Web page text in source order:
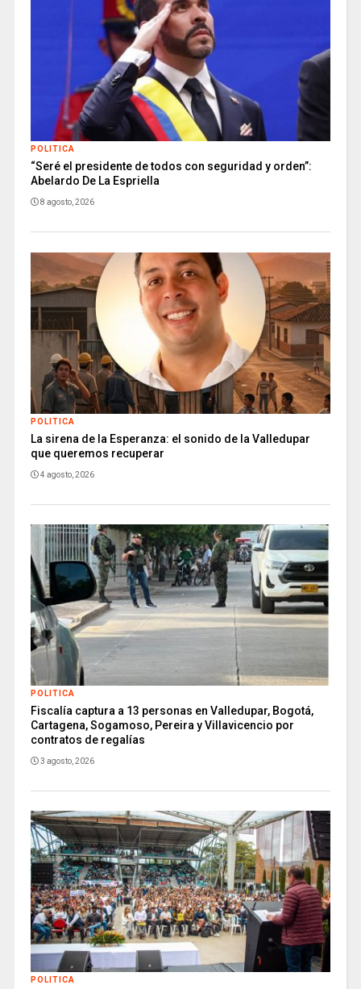
POLITICA
“Seré el presidente de todos con seguridad y orden”:
Abelardo De La Espriella
8 agosto, 2026
POLITICA
La sirena de la Esperanza: el sonido de la Valledupar
que queremos recuperar
4 agosto, 2026
POLITICA
Fiscalía captura a 13 personas en Valledupar, Bogotá,
Cartagena, Sogamoso, Pereira y Villavicencio por
contratos de regalías
3 agosto, 2026
POLITICA